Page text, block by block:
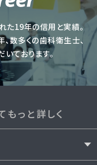
19年の信用と実績。
、数多くの歯科衛生士、
ております。
もっと詳しく